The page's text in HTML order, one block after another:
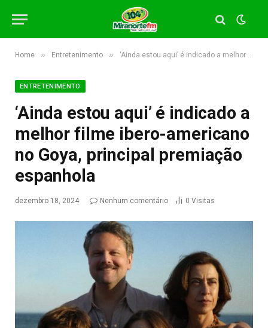
Home » Entretenimento » ‘Ainda estou aqui’ é indicado a melhor filme ibero-americano no Goya, principal premiação espanhola
ENTRETENIMENTO
‘Ainda estou aqui’ é indicado a
melhor filme ibero-americano
no Goya, principal premiação
espanhola
dezembro 18, 2024 Nenhum comentário 0 Visitas